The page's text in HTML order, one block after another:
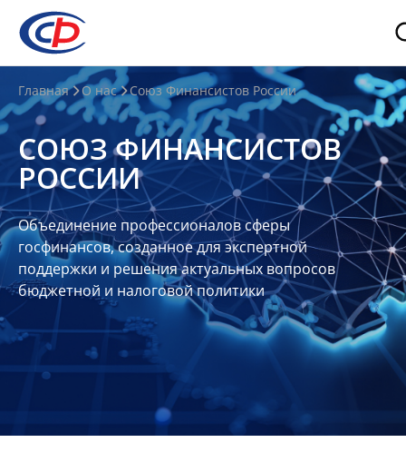
О
нас
О
СФР
Совет
Союза
Участники
Планы
отчеты
Контакты
Главная О нас Союз Финансистов России
СОЮЗ ФИНАНСИСТОВ
РОССИИ
Объединение профессионалов сферы
госфинансов, созданное для экспертной
поддержки и решения актуальных вопросов
бюджетной и налоговой политики